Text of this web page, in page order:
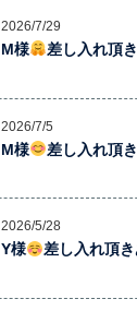
2026/7/29
M様 差し入れ頂
2026/7/5
M様 差し入れ頂
2026/5/28
Y様 差し入れ頂